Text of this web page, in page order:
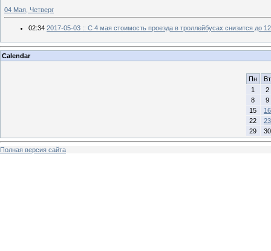
04 Мая, Четверг
02:34 2017-05-03 :: С 4 мая стоимость проезда в троллейбусах снизится до
Calendar
Пн
Вт
1
2
8
9
15
16
22
23
29
30
Полная версия сайта